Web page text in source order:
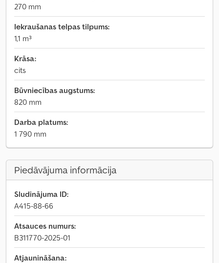
270 mm
Iekraušanas telpas tilpums:
1,1 m³
Krāsa:
cits
Būvniecības augstums:
820 mm
Darba platums:
1 790 mm
Piedāvājuma informācija
Sludinājuma ID:
A415-88-66
Atsauces numurs:
B311770-2025-01
Atjaunināšana: